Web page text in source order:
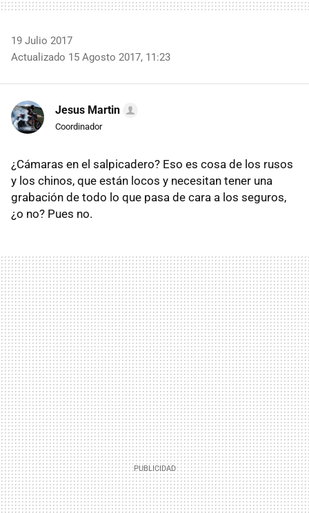
19 Julio 2017
Actualizado 15 Agosto 2017, 11:23
Jesus Martin
Coordinador
¿Cámaras en el salpicadero? Eso es cosa de los rusos
y los chinos, que están locos y necesitan tener una
grabación de todo lo que pasa de cara a los seguros,
¿o no? Pues no.